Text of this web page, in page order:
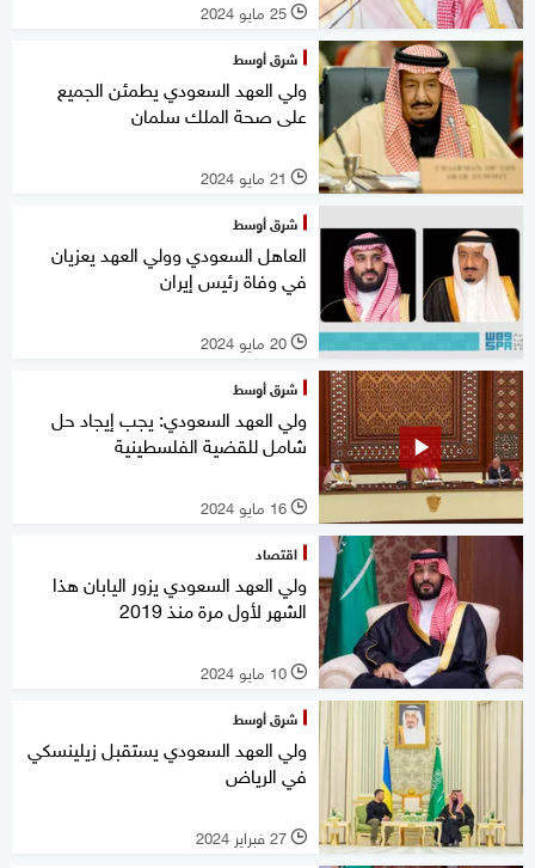
l 25 مايو 2024
شرق أوسط
ولي العهد السعودي يطمئن الجميع
على صحة الملك سلمان
l 21 مايو 2024
شرق أوسط
العاهل السعودي وولي العهد يعزيان
في وفاة رئيس إيران
l 20 مايو 2024
شرق أوسط
ولي العهد السعودي: يجب إيجاد حل
شامل للقضية الفلسطينية
l 16 مايو 2024
اقتصاد
ولي العهد السعودي يزور اليابان هذا
الشهر لأول مرة منذ 2019
l 10 مايو 2024
شرق أوسط
ولي العهد السعودي يستقبل زيلينسكي
في الرياض
l 27 فبراير 2024